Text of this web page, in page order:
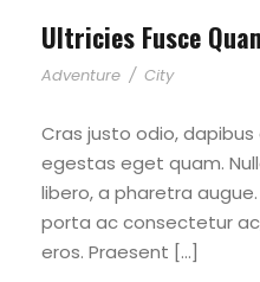
Ultricies Fusce
Adventure / City
Cras justo odio, dapibus
egestas eget quam.
libero, a pharetra augue.
porta ac consectetur
eros. Praesent […]